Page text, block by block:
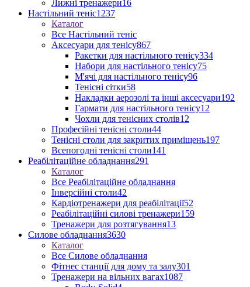
Лижні тренажери16
Настільний теніс1237
Каталог
Все Настільний теніс
Аксесуари для тенісу867
Ракетки для настільного тенісу334
Набори для настільного тенісу75
М'ячі для настільного тенісу96
Тенісні сітки58
Накладки аерозолі та інші аксесуари192
Гармати для настільного тенісу12
Чохли для тенісних столів12
Професійні тенісні столи44
Тенісні столи для закритих приміщень197
Всепогодні тенісні столи141
Реабілітаційне обладнання291
Каталог
Все Реабілітаційне обладнання
Інверсійні столи42
Кардіотренажери для реабілітації52
Реабілітаційні силові тренажери159
Тренажери для розтягування13
Силове обладнання3630
Каталог
Все Силове обладнання
Фітнес станції для дому та залу301
Тренажери на вільних вагах1087